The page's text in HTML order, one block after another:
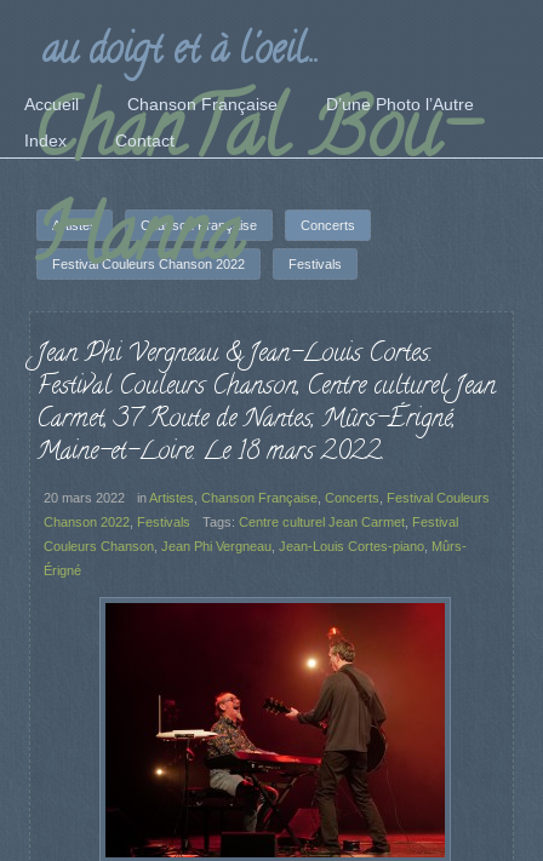
ChanTal Bou-
Hanna
au doigt et à l'oeil...
Accueil Chanson Française
D’une Photo l’Autre
Index
Contact
Artistes Chanson Française Concerts
Festival Couleurs Chanson 2022 Festivals
Jean Phi Vergneau & Jean-Louis Cortes.
Festival Couleurs Chanson, Centre culturel Jean
Carmet, 37 Route de Nantes, Mûrs-Érigné,
Maine-et-Loire. Le 18 mars 2022.
20 mars 2022 inArtistes Chanson Française Concerts
Festival Couleurs
Chanson 2022 Festivals Tags: Centre culturel Jean Carmet Festival
Couleurs Chanson Jean Phi Vergneau Jean-Louis Cortes-piano Mûrs-
Érigné